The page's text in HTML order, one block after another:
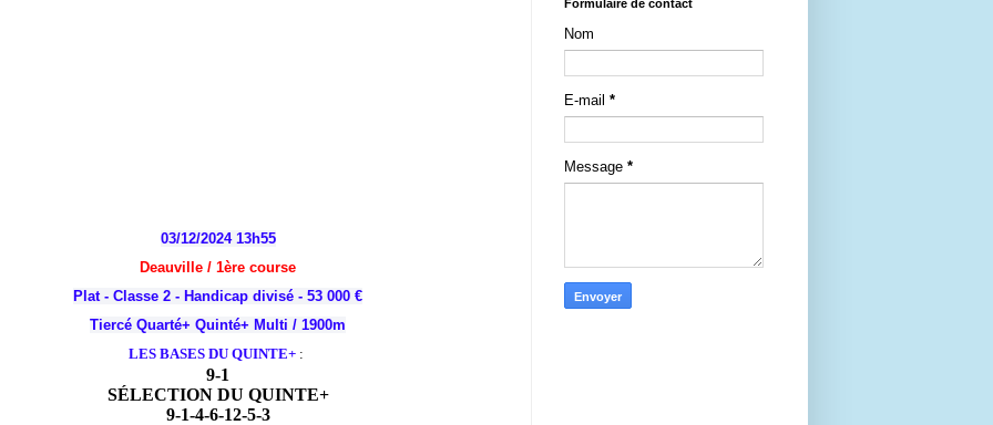
03/12/2024 13h55
Deauville / 1ère course
Plat - Classe 2 - Handicap divisé - 53 000 €
Tiercé Quarté+ Quinté+ Multi / 1900m
LES BASES DU QUINTE+ :
9-1
SÉLECTION DU QUINTE+
9-1-4-6-12-5-3
Formulaire de contact
Nom
E-mail *
Message *